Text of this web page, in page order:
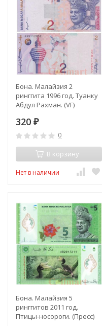
Бона. Малайзия 2
ринггита 1996 год. Туанку
Абдул Рахман. (VF)
320 ₽
0
В корзину
Нет в наличии
Бона. Малайзия 5
ринггитов 2011 год.
Птицы-носороги. (Пресс)